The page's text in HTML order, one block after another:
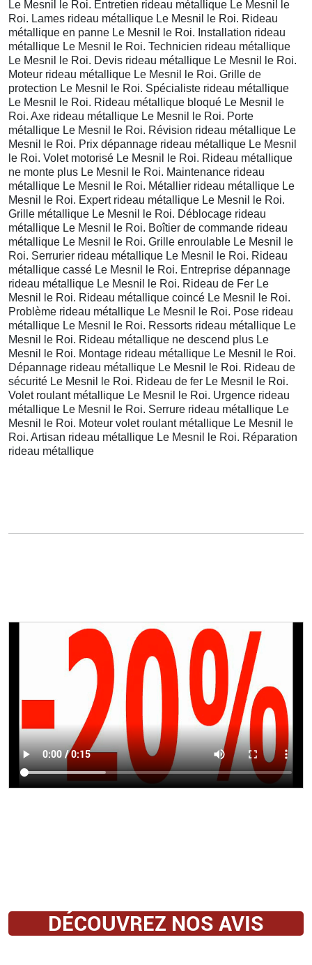
Le Mesnil le Roi. Entretien rideau métallique Le Mesnil le
Roi. Lames rideau métallique Le Mesnil le Roi. Rideau
métallique en panne Le Mesnil le Roi. Installation rideau
métallique Le Mesnil le Roi. Technicien rideau métallique
Le Mesnil le Roi. Devis rideau métallique Le Mesnil le Roi.
Moteur rideau métallique Le Mesnil le Roi. Grille de
protection Le Mesnil le Roi. Spécialiste rideau métallique
Le Mesnil le Roi. Rideau métallique bloqué Le Mesnil le
Roi. Axe rideau métallique Le Mesnil le Roi. Porte
métallique Le Mesnil le Roi. Révision rideau métallique Le
Mesnil le Roi. Prix dépannage rideau métallique Le Mesnil
le Roi. Volet motorisé Le Mesnil le Roi. Rideau métallique
ne monte plus Le Mesnil le Roi. Maintenance rideau
métallique Le Mesnil le Roi. Métallier rideau métallique Le
Mesnil le Roi. Expert rideau métallique Le Mesnil le Roi.
Grille métallique Le Mesnil le Roi. Déblocage rideau
métallique Le Mesnil le Roi. Boîtier de commande rideau
métallique Le Mesnil le Roi. Grille enroulable Le Mesnil le
Roi. Serrurier rideau métallique Le Mesnil le Roi. Rideau
métallique cassé Le Mesnil le Roi. Entreprise dépannage
rideau métallique Le Mesnil le Roi. Rideau de Fer Le
Mesnil le Roi. Rideau métallique coincé Le Mesnil le Roi.
Problème rideau métallique Le Mesnil le Roi. Pose rideau
métallique Le Mesnil le Roi. Ressorts rideau métallique Le
Mesnil le Roi. Rideau métallique ne descend plus Le
Mesnil le Roi. Montage rideau métallique Le Mesnil le Roi.
Dépannage rideau métallique Le Mesnil le Roi. Rideau de
sécurité Le Mesnil le Roi. Rideau de fer Le Mesnil le Roi.
Volet roulant métallique Le Mesnil le Roi. Urgence rideau
métallique Le Mesnil le Roi. Serrure rideau métallique Le
Mesnil le Roi. Moteur volet roulant métallique Le Mesnil le
Roi. Artisan rideau métallique Le Mesnil le Roi. Réparation
rideau métallique
DÉCOUVREZ NOS AVIS